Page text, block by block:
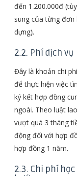
đến 1.200.000đ
sung của từng
dựng).
2.2. Phí dịch
Đây là khoản chi
để thực hiện việc
ký kết hợp đồng
ngoài. Theo luật
vượt quá 3 tháng
động đối với hợp
hợp đồng 1 năm.
2.3. Chi phí